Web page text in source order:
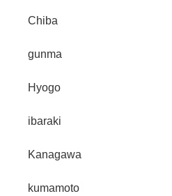
Chiba
gunma
Hyogo
ibaraki
Kanagawa
kumamoto